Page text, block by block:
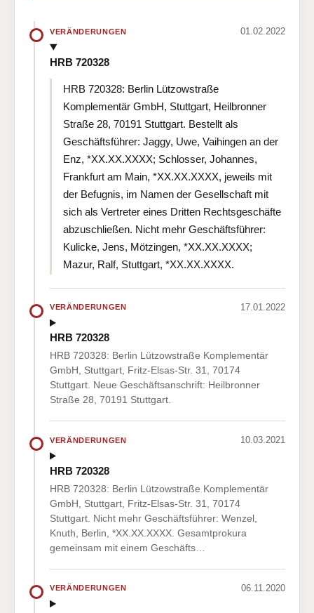
VERÄNDERUNGEN 01.02.2022
HRB 720328
HRB 720328: Berlin Lützowstraße
Komplementär GmbH, Stuttgart, Heilbronner
Straße 28, 70191 Stuttgart. Bestellt als
Geschäftsführer: Jaggy, Uwe, Vaihingen an der
Enz, *XX.XX.XXXX; Schlosser, Johannes,
Frankfurt am Main, *XX.XX.XXXX, jeweils mit
der Befugnis, im Namen der Gesellschaft mit
sich als Vertreter eines Dritten Rechtsgeschäfte
abzuschließen. Nicht mehr Geschäftsführer:
Kulicke, Jens, Mötzingen, *XX.XX.XXXX;
Mazur, Ralf, Stuttgart, *XX.XX.XXXX.
VERÄNDERUNGEN 17.01.2022
HRB 720328
HRB 720328: Berlin Lützowstraße Komplementär
GmbH, Stuttgart, Fritz-Elsas-Str. 31, 70174
Stuttgart. Neue Geschäftsanschrift: Heilbronner
Straße 28, 70191 Stuttgart.
VERÄNDERUNGEN 10.03.2021
HRB 720328
HRB 720328: Berlin Lützowstraße Komplementär
GmbH, Stuttgart, Fritz-Elsas-Str. 31, 70174
Stuttgart. Nicht mehr Geschäftsführer: Wenzel,
Knuth, Berlin, *XX.XX.XXXX. Gesamtprokura
gemeinsam mit einem Geschäfts…
VERÄNDERUNGEN 06.11.2020